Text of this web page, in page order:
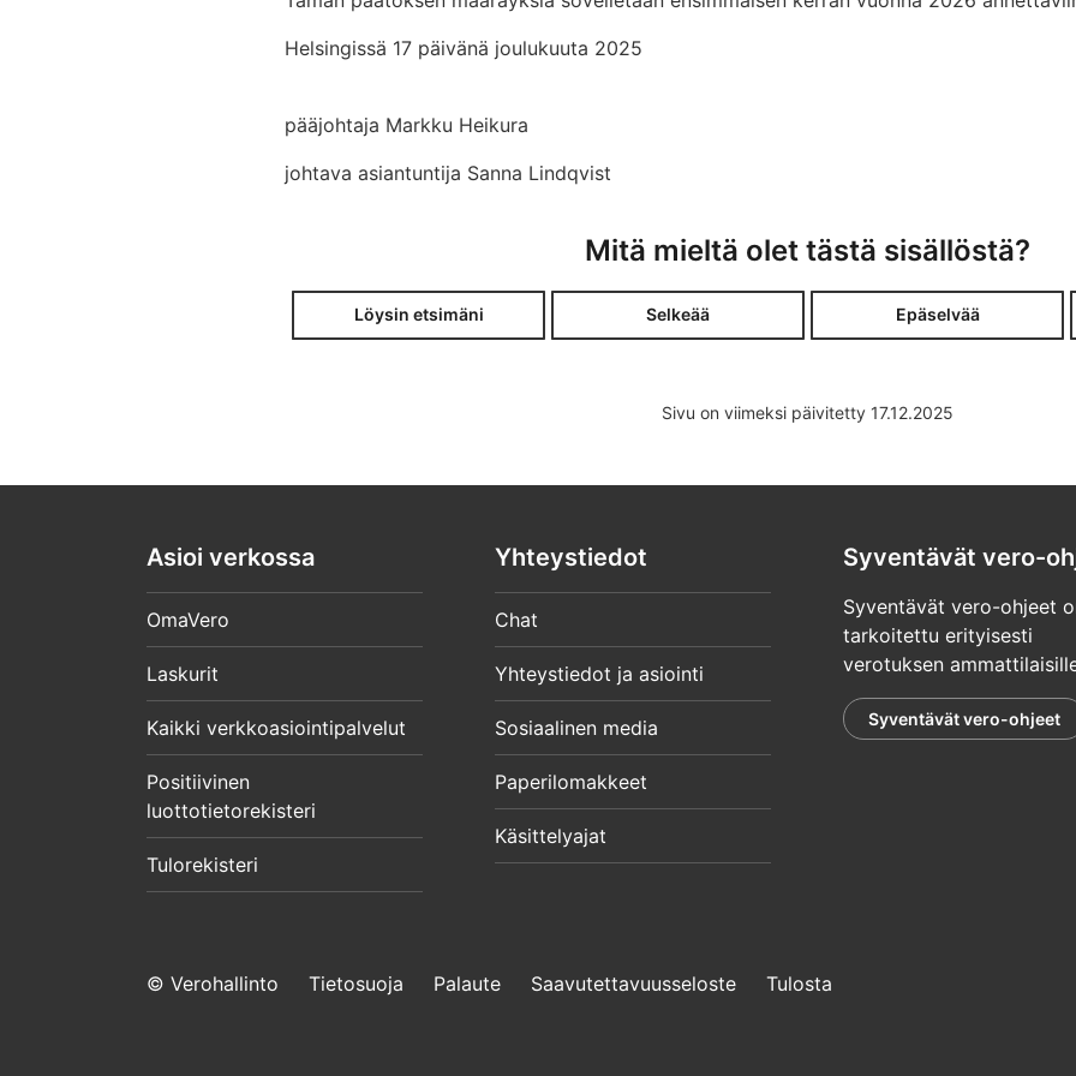
Helsingissä 17 päivänä joulukuuta 2025
pääjohtaja Markku Heikura
johtava asiantuntija Sanna Lindqvist
Mitä mieltä olet tästä sisällöstä?
Löysin etsimäni Selkeää Epäselvää
Sivu on viimeksi päivitetty 17.12.2025
Asioi verkossa
OmaVero
Laskurit
Kaikki verkkoasiointipalvelut
Positiivinen
luottotietorekisteri
Tulorekisteri
Yhteystiedot
Chat
Yhteystiedot ja asiointi
Sosiaalinen media
Paperilomakkeet
Käsittelyajat
Syventävät vero-
Syventävät vero-ohjeet
tarkoitettu erityisesti
verotuksen
Syventävät vero-ohjeet
© Verohallinto Tietosuoja Palaute Saavutettavuusseloste Tulosta